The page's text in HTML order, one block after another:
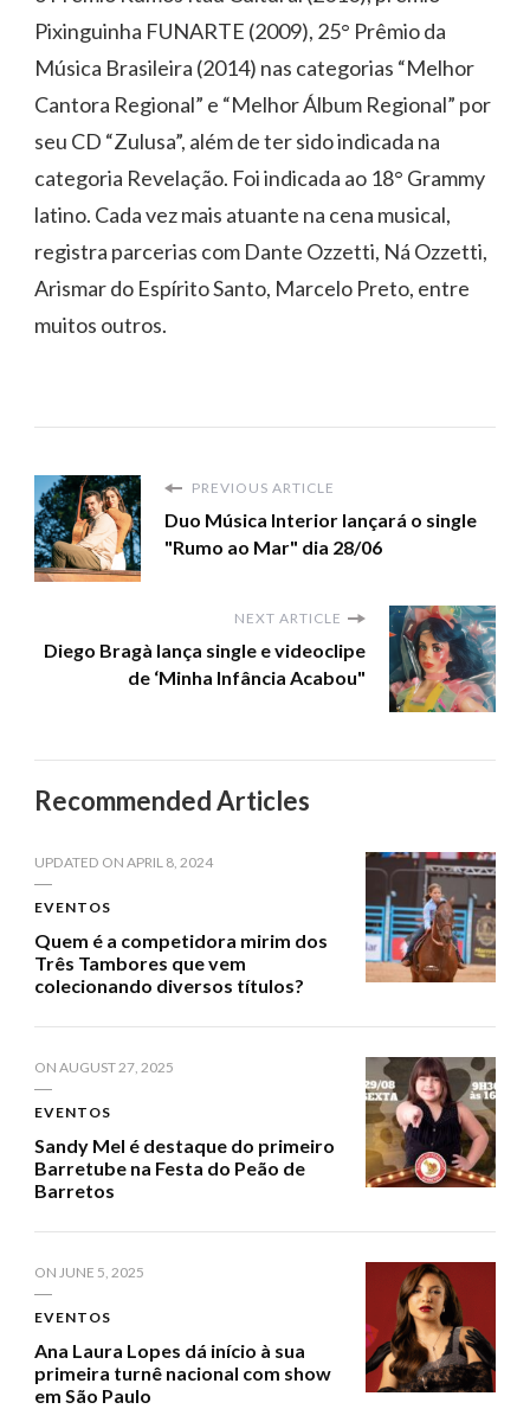
Pixinguinha FUNARTE (2009), 25° Prêmio da
Música Brasileira (2014) nas categorias “Melhor
Cantora Regional” e “Melhor Álbum Regional” por
seu CD “Zulusa”, além de ter sido indicada na
categoria Revelação. Foi indicada ao 18° Grammy
latino. Cada vez mais atuante na cena musical,
registra parcerias com Dante Ozzetti, Ná Ozzetti,
Arismar do Espírito Santo, Marcelo Preto, entre
muitos outros.
PREVIOUS ARTICLE
Duo Música Interior lançará o single
"Rumo ao Mar" dia 28/06
NEXT ARTICLE
Diego Bragà lança single e videoclipe
de ‘Minha Infância Acabou"
Recommended Articles
UPDATED ON APRIL 8, 2024
EVENTOS
Quem é a competidora mirim dos
Três Tambores que vem
colecionando diversos títulos?
ON AUGUST 27, 2025
EVENTOS
Sandy Mel é destaque do primeiro
Barretube na Festa do Peão de
Barretos
ON JUNE 5, 2025
EVENTOS
Ana Laura Lopes dá início à sua
primeira turnê nacional com show
em São Paulo